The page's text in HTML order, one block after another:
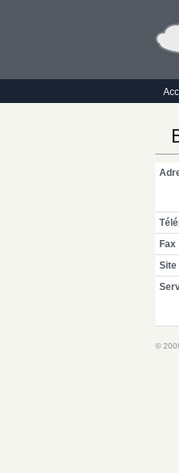
Fax
Site
©